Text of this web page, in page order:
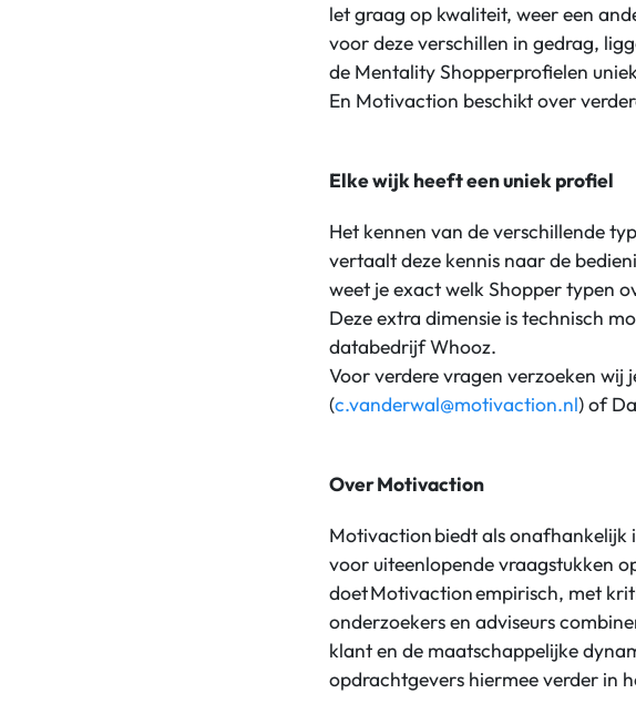
let graag op kwaliteit, weer een
voor deze verschillen in gedrag,
de Mentality Shopperprofielen
En Motivaction beschikt over
Elke wijk heeft een uniek profiel
Het kennen van de verschillende
vertaalt deze kennis naar de
weet je exact welk Shopper typen
Deze extra dimensie is technisch
databedrijf Whooz.
Voor verdere vragen verzoeken wij
(c.vanderwal@motivaction.nl) of
Over Motivaction
Motivaction biedt als onafhankelijk
voor uiteenlopende vraagstukken
doet Motivaction empirisch, met
onderzoekers en adviseurs
klant en de maatschappelijke
opdrachtgevers hiermee verder in